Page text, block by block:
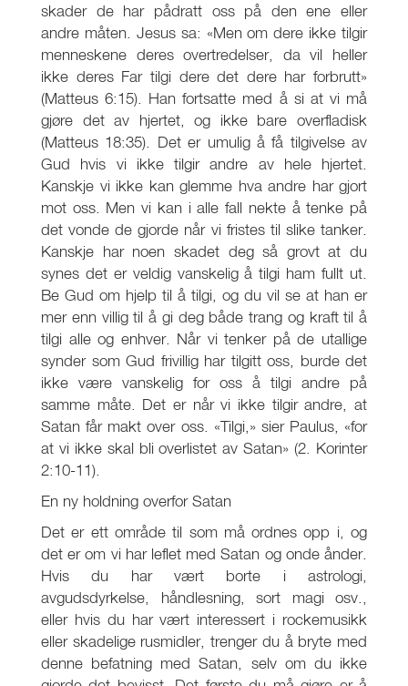
skader de har pådratt oss på den ene eller
andre måten. Jesus sa: «Men om dere ikke tilgir
menneskene deres overtredelser, da vil heller
ikke deres Far tilgi dere det dere har forbrutt»
(Matteus 6:15). Han fortsatte med å si at vi må
gjøre det av hjertet, og ikke bare overfladisk
(Matteus 18:35). Det er umulig å få tilgivelse av
Gud hvis vi ikke tilgir andre av hele hjertet.
Kanskje vi ikke kan glemme hva andre har gjort
mot oss. Men vi kan i alle fall nekte å tenke på
det vonde de gjorde når vi fristes til slike tanker.
Kanskje har noen skadet deg så grovt at du
synes det er veldig vanskelig å tilgi ham fullt ut.
Be Gud om hjelp til å tilgi, og du vil se at han er
mer enn villig til å gi deg både trang og kraft til å
tilgi alle og enhver. Når vi tenker på de utallige
synder som Gud frivillig har tilgitt oss, burde det
ikke være vanskelig for oss å tilgi andre på
samme måte. Det er når vi ikke tilgir andre, at
Satan får makt over oss. «Tilgi,» sier Paulus, «for
at vi ikke skal bli overlistet av Satan» (2. Korinter
2:10-11).
En ny holdning overfor Satan
Det er ett område til som må ordnes opp i, og
det er om vi har leflet med Satan og onde ånder.
Hvis du har vært borte i astrologi,
avgudsdyrkelse, håndlesning, sort magi osv.,
eller hvis du har vært interessert i rockemusikk
eller skadelige rusmidler, trenger du å bryte med
denne befatning med Satan, selv om du ikke